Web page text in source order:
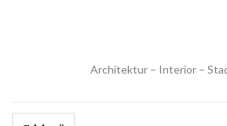
Architektur – Interior –